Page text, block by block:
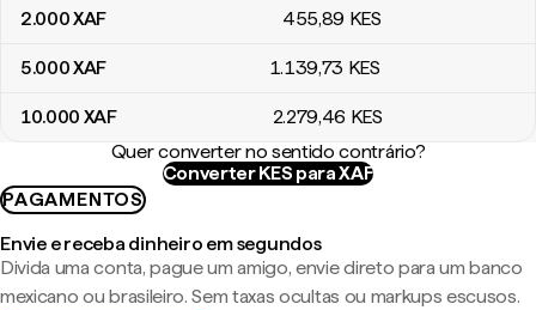
2.000XAF 455,89 KES
5.000XAF 1.139,73 KES
10.000 XAF 2.279,46 KES
Quer converter no sentido contrário?
Converter KES para XAF
PAGAMENTOS
Envie e receba dinheiro em segundos
Divida uma conta, pague um amigo, envie direto para um banco
mexicano ou brasileiro. Sem taxas ocultas ou markups escusos.